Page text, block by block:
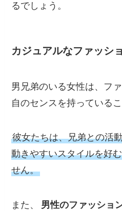
るでしょう。
カジュアルなファッシ
男兄弟のいる女性は、フ
自のセンスを持っている
彼女たちは、兄弟との活
動きやすいスタイルを好
せん。
また、 男性のファッショ